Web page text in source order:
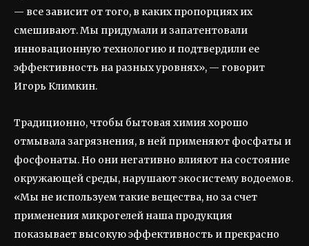
— все зависит от того, в каких пропорциях их
смешивают. Мы придумали и запатентовали
инновационную технологию и подтвердили ее
эффективность на разных уровнях», — говорит
Игорь Климкин.
Традиционно, чтобы бытовая химия хорошо
отмывала загрязнения, в ней применяют фосфаты и
фосфонаты. Но они негативно влияют на состояние
окружающей среды, нарушают экосистему водоемов.
«Мы не используем такие вещества, но за счет
применения микрогелей наша продукция
показывает высокую эффективность и прекрасно